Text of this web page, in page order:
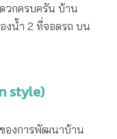
วกครบครัน บ้าน
งน้ำ 2 ที่จอดรถ บน
style)
ของการพัฒนาบ้าน